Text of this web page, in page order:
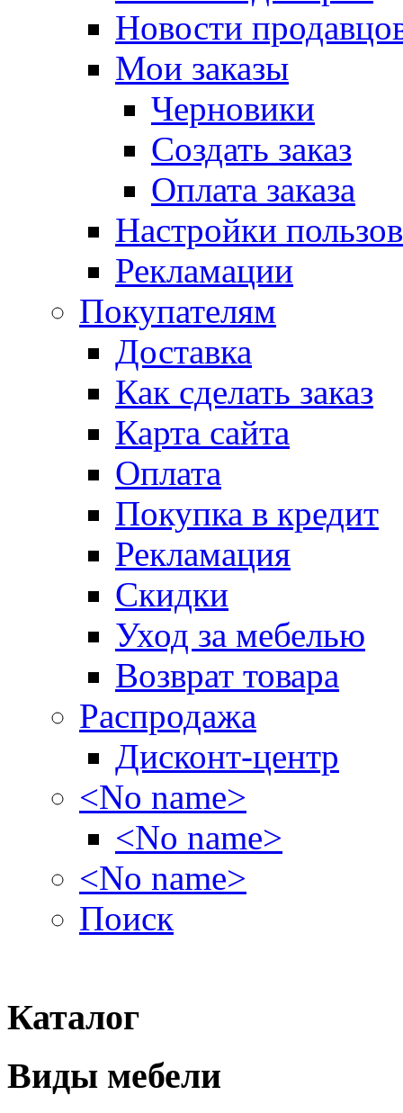
Новости
Мои заказы
Черновики
Создать заказ
Оплата заказа
Настройки
Рекламации
Покупателям
Доставка
Как сделать заказ
Карта сайта
Оплата
Покупка в кредит
Рекламация
Скидки
Уход за мебелью
Возврат товара
Распродажа
Дисконт-центр
<No name>
<No name>
<No name>
Поиск
Каталог
Виды мебели